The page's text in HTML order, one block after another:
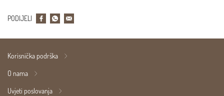
PODIJELI
Korisnička podrška
O nama
Uvjeti poslovanja